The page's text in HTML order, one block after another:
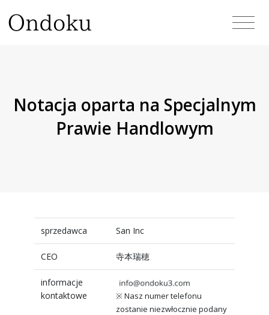
Notacja oparta na Specjalnym
Prawie Handlowym
sprzedawca San Inc
CEO 寺本瑞穂
informacje
kontaktowe
※ Nasz numer telefonu
zostanie niezwłocznie podany